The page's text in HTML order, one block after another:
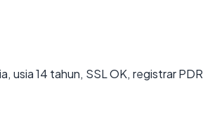
usia 14 tahun, SSL OK, registrar PDR